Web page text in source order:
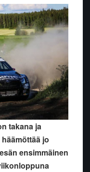
takana ja
jo
ensimmäinen